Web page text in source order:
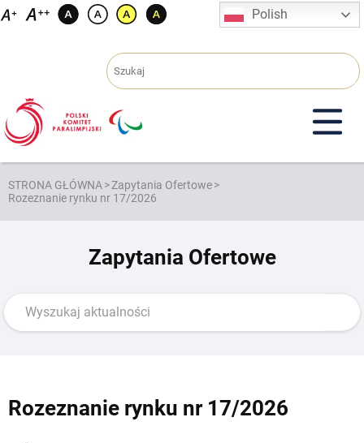
Przejdź
Polish
STRONA GŁÓWNA>Zapytania Ofertowe>
Rozeznanie rynku nr 17/2026
Zapytania Ofertowe
Rozeznanie rynku nr 17/2026